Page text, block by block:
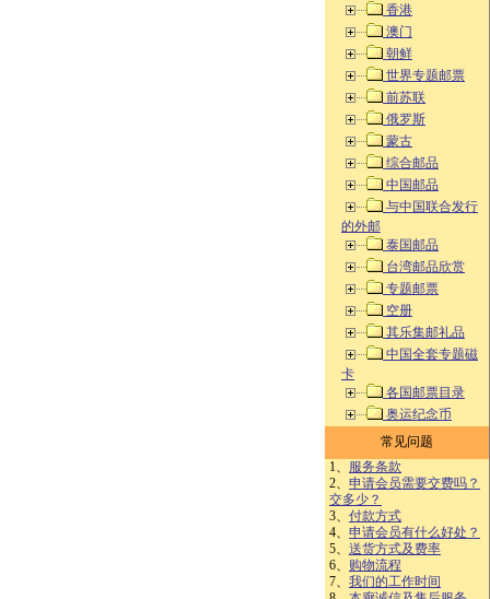
香港
澳门
朝鲜
世界专题邮票
前苏联
俄罗斯
蒙古
综合邮品
中国邮品
与中国联合发行
的外邮
泰国邮品
台湾邮品欣赏
专题邮票
空册
其乐集邮礼品
中国全套专题磁
卡
各国邮票目录
奥运纪念币
常见问题
1、 服务条款
2、 申请会员需要交费吗？
交多少？
3、 付款方式
4、 申请会员有什么好处？
5、 送货方式及费率
6、 购物流程
7、 我们的工作时间